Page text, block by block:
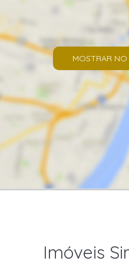
MOSTRAR NO
Imóveis